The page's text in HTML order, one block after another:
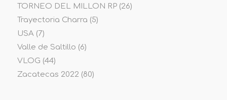
TORNEO DEL MILLON RP(26)
Trayectoria Charra (5)
USA(7)
Valle de Saltillo (6)
VLOG (44)
Zacatecas 2022 (80)